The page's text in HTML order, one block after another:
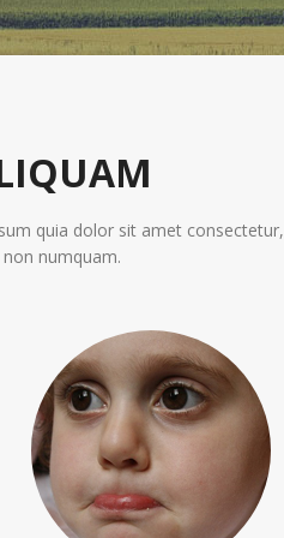
quia dolor sit amet consectetur,
numquam.